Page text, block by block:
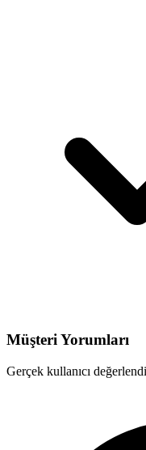
Müşteri Yorumları
Gerçek kullanıcı